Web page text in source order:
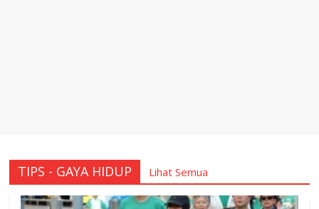
TIPS - GAYA HIDUP Lihat Semua